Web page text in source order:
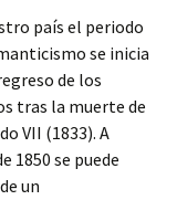
país el periodo
se inicia
de los
tras la muerte de
VII (1833). A
1850 se puede
un